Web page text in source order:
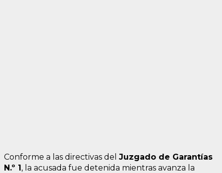
Conforme a las directivas del Juzgado de Garantías
N.º 1, la acusada fue detenida mientras avanza la